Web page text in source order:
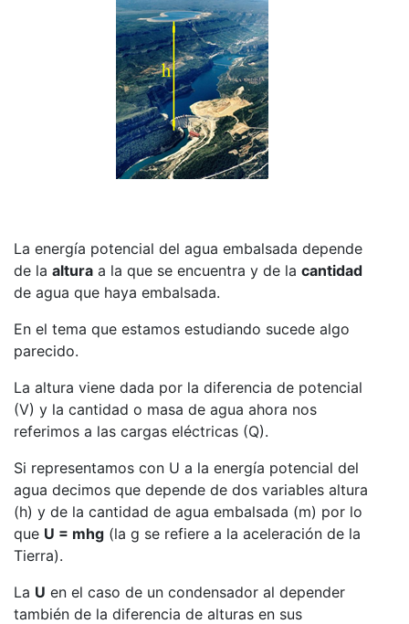
La energía potencial del agua embalsada depende
de la altura a la que se encuentra y de la cantidad
de agua que haya embalsada.
En el tema que estamos estudiando sucede algo
parecido.
La altura viene dada por la diferencia de potencial
(V) y la cantidad o masa de agua ahora nos
referimos a las cargas eléctricas (Q).
Si representamos con U a la energía potencial del
agua decimos que depende de dos variables altura
(h) y de la cantidad de agua embalsada (m) por lo
que U = mhg (la g se refiere a la aceleración de la
Tierra).
La U en el caso de un condensador al depender
también de la diferencia de alturas en sus